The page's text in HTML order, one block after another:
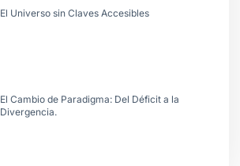
El Universo sin Claves Accesibles
El Cambio de Paradigma: Del Déficit a la
Divergencia.